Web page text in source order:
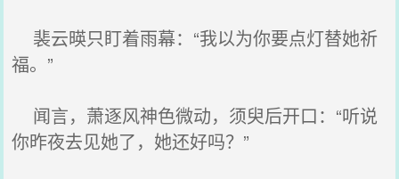
裴云暎只盯着雨幕：“我以为你要点灯替她祈
福。”
闻言，萧逐风神色微动，须臾后开口：“听说
你昨夜去见她了，她还好吗？”